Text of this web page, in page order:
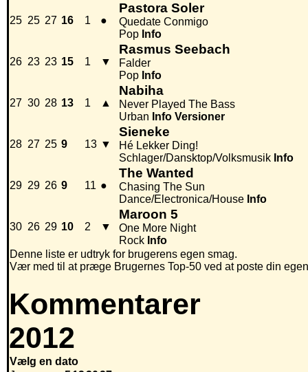
25 25 27 16 1 ●
Pastora Soler
Quedate Conmigo
Pop Info
26 23 23 15 1 ▼
Rasmus Seebach
Falder
Pop Info
27 30 28 13 1 ▲
Nabiha
Never Played The Bass
Urban Info Versioner
28 27 25 9 13 ▼
Sieneke
Hé Lekker Ding!
Schlager/Dansktop/Volksmusik Info
29 29 26 9 11 ●
The Wanted
Chasing The Sun
Dance/Electronica/House Info
30 26 29 10 2 ▼
Maroon 5
One More Night
Rock Info
Denne liste er udtryk for brugerens egen smag.
Vær med til at præge Brugernes Top-50 ved at poste din
Kommentarer
2012
Vælg en dato